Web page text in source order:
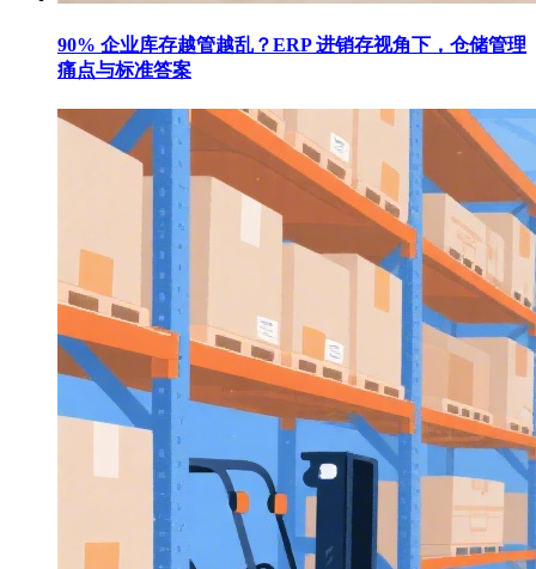
90% 企业库存越管越乱？ERP 进销存视角下，仓储管理
痛点与标准答案